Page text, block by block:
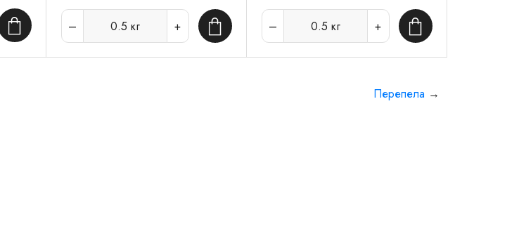
В корзину 0.5 кг В корзину 0.5 кг В корзину
Перепела →